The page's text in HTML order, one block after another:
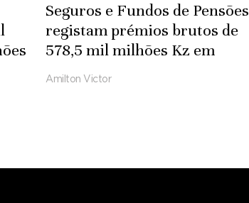
Seguros e Fundos de Pensões
registam prémios brutos de
578,5 mil milhões Kz em
2025
Amilton Victor